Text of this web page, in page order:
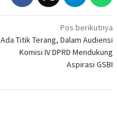
Pos berikutnya
Ada Titik Terang, Dalam Audiensi
Komisi IV DPRD Mendukung
Aspirasi GSBI